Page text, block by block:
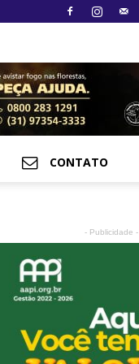
CONTATO
- Publicidade -